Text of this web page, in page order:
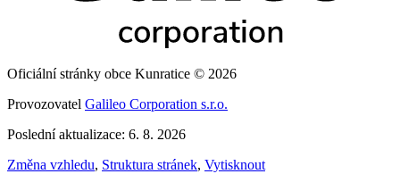
Oficiální stránky obce Kunratice © 2026
Provozovatel Galileo Corporation s.r.o.
Poslední aktualizace: 6. 8. 2026
Změna vzhledu, Struktura stránek, Vytisknout